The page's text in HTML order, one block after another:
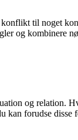
til noget
og kombinere
og relation.
kan forudse